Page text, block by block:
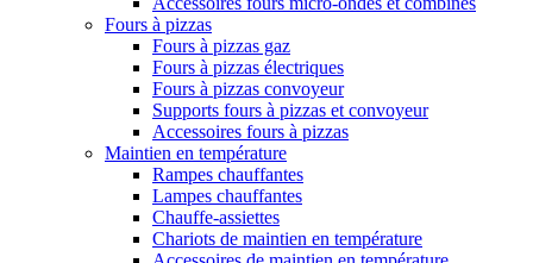
Fours à pizzas
Fours à pizzas gaz
Fours à pizzas électriques
Fours à pizzas convoyeur
Supports fours à pizzas et convoyeur
Accessoires fours à pizzas
Maintien en température
Rampes chauffantes
Lampes chauffantes
Chauffe-assiettes
Chariots de maintien en température